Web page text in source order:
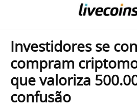
Investidores se
compram
que valoriza
confusão